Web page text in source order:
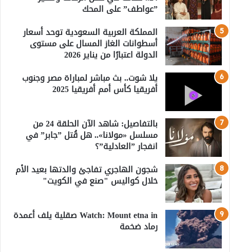
”عواطف” على المحك
المملكة العربية السعودية توحد أسعار
أسطوانات الغاز المسال على مستوى
الدولة اعتبارًا من يناير 2026
يلا شوت.. بث مباشر لمباراة مصر وجنوب
أفريقيا كأس أمم أفريقيا 2025
بالتفاصيل: شاهد الآن الحلقة 24 من
مسلسل «مولانا».. هل قُتل ”جابر” في
انفجار ”العادلية”؟
شجون الهاجري تفاجئ والدتها بعيد الأم
خلال كواليس "صنع في الكويت"
Watch: Mount etna in صقلية يلف أعمدة
رماد ضخمة